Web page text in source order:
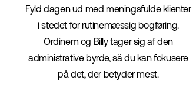
Fyld dagen ud med meningsfulde klienter
i stedet for rutinemæssig bogføring.
Ordinem og Billy tager sig af den
administrative byrde, så du kan fokusere
på det, der betyder mest.